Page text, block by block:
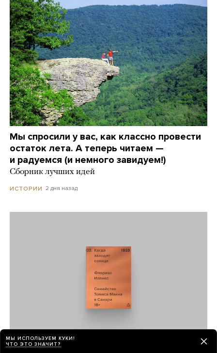
Мы спросили у вас, как классно провести
остаток лета. А теперь читаем —
и радуемся (и немного завидуем!)
Сборник лучших идей
ИСТОРИИ 2 дня назад
МЫ ИСПОЛЬЗУЕМ КУКИ!
ЧТО ЭТО ЗНАЧИТ?